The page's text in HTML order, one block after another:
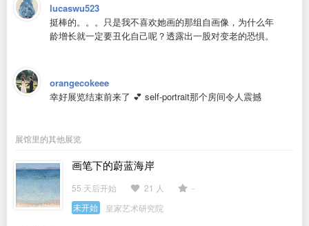
lucaswu523
挺棒的。。。只是我不喜欢她画的那组自画像，为什么年
龄增长就一定要丑化自己呢？透露出一股对变老的恐惧。
orangecokeee
幸好展览结束前来了 💕 self-portrait那个房间令人震撼
展馆里的其他展览
画笔下的蔚蓝海岸
55 天后开始 21 人
-
未开始
皇家艺术研究院